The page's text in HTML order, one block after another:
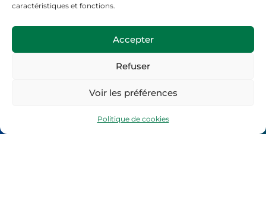
caractéristiques et fonctions.
Accepter
Refuser
Voir les préférences
Politique de cookies